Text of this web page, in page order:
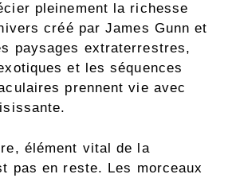
pleinement la richesse
créé par James Gunn et
paysages extraterrestres,
et les séquences
prennent vie avec
élément vital de la
pas en reste. Les morceaux